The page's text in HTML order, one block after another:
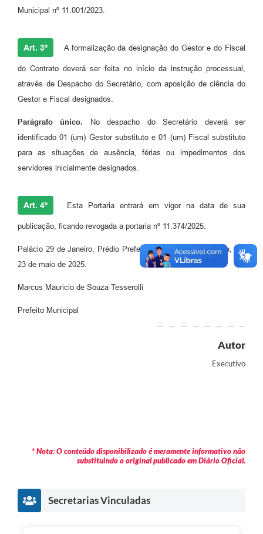
Municipal nº 11.001/2023.
Art. 3º A formalização da designação do Gestor e do Fiscal
do Contrato deverá ser feita no início da instrução processual,
através de Despacho do Secretário, com aposição de ciência do
Gestor e Fiscal designados.
Parágrafo único. No despacho do Secretário deverá ser
identificado 01 (um) Gestor substituto e 01 (um) Fiscal substituto
para as situações de ausência, férias ou impedimentos dos
servidores inicialmente designados.
Art. 4º Esta Portaria entrará em vigor na data de sua
publicação, ficando revogada a portaria nº 11.374/2025.
Palácio 29 de Janeiro, Prédio Prefeito Antônio Alceu Zielonka, em
23 de maio de 2025.
Marcus Mauricio de Souza Tesserolli
Prefeito Municipal
Autor
Executivo
* Nota: O conteúdo disponibilizado é meramente informativo não
substituindo o original publicado em Diário Oficial.
Secretarias Vinculadas